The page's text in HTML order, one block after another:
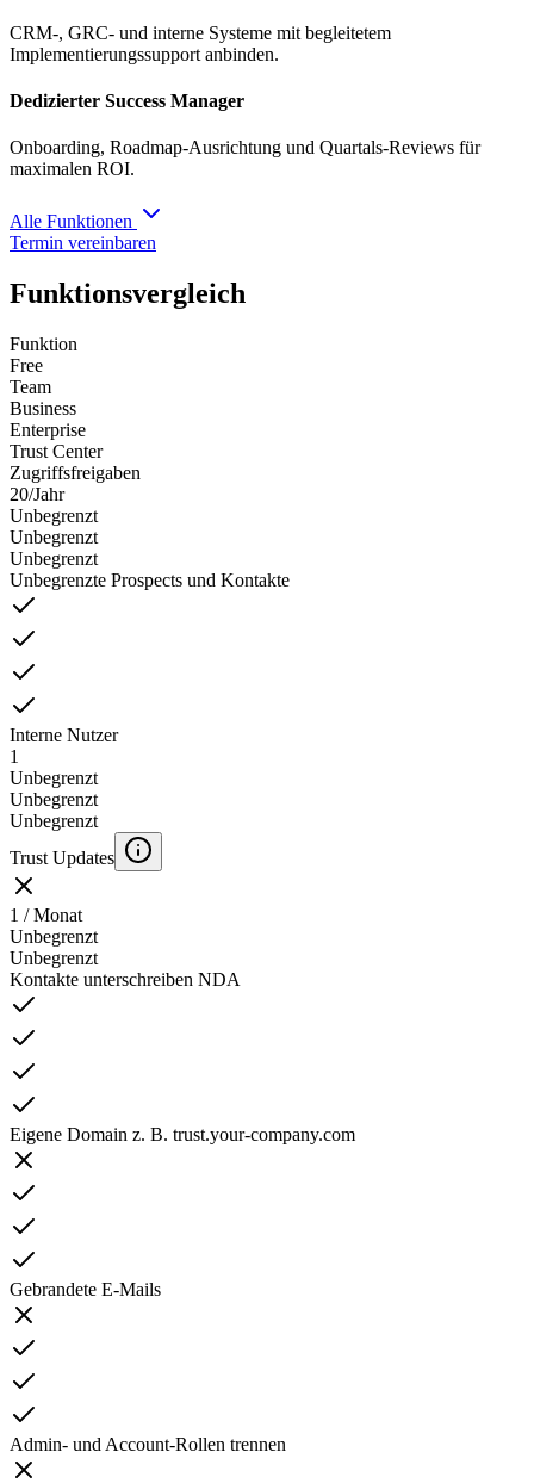
CRM-, GRC- und interne Systeme mit begleitetem
Implementierungssupport anbinden.
Dedizierter Success Manager
Onboarding, Roadmap-Ausrichtung und Quartals-Reviews für
maximalen ROI.
Alle Funktionen
Termin vereinbaren
Funktionsvergleich
Funktion
Free
Team
Business
Enterprise
Trust Center
Zugriffsfreigaben
20/Jahr
Unbegrenzt
Unbegrenzt
Unbegrenzt
Unbegrenzte Prospects und Kontakte
Interne Nutzer
1
Unbegrenzt
Unbegrenzt
Unbegrenzt
Trust Updates
1 / Monat
Unbegrenzt
Unbegrenzt
Kontakte unterschreiben NDA
Eigene Domain z. B. trust.your-company.com
Gebrandete E-Mails
Admin- und Account-Rollen trennen